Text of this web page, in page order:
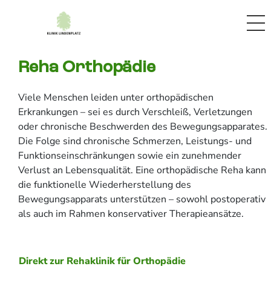
Reha Orthopädie
Viele Menschen leiden unter orthopädischen
Erkrankungen – sei es durch Verschleiß, Verletzungen
oder chronische Beschwerden des Bewegungsapparates.
Die Folge sind chronische Schmerzen, Leistungs- und
Funktionseinschränkungen sowie ein zunehmender
Verlust an Lebensqualität. Eine orthopädische Reha kann
die funktionelle Wiederherstellung des
Bewegungsapparats unterstützen – sowohl postoperativ
als auch im Rahmen konservativer Therapieansätze.
Direkt zur Rehaklinik für Orthopädie